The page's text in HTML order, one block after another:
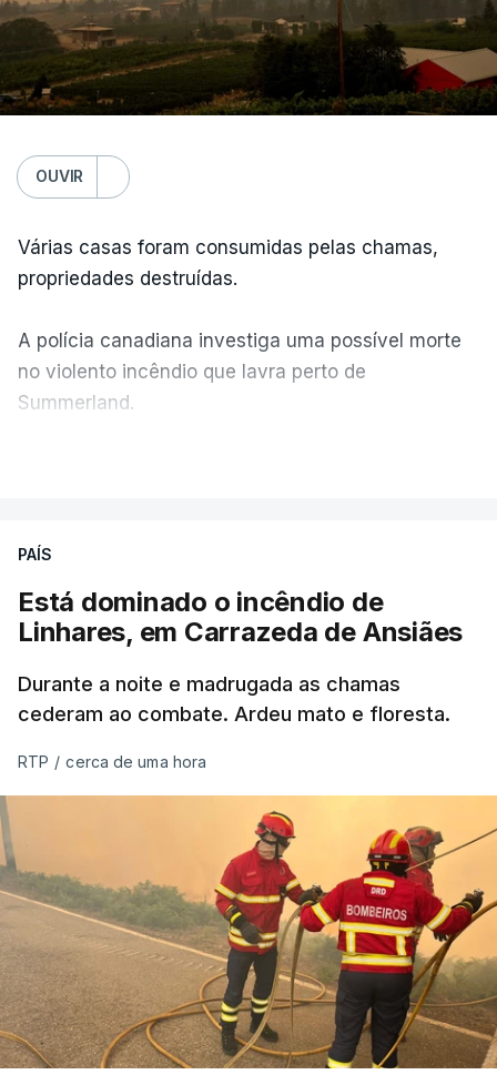
OUVIR
Várias casas foram consumidas pelas chamas,
propriedades destruídas.
A polícia canadiana investiga uma possível morte
no violento incêndio que lavra perto de
Summerland.
ERRO100
ERROR ON HTML5 MEDIA ELEMENT
ESTE CONTEÚDO ESTÁ NESTE
MOMENTO INDISPONÍVEL
As autoridades canadianas estimam que vai levar
dias ou semanas para controlar o fogo. Mais de
dois mil operacionais estão no terreno no combate
às chamas.
PAÍS
Está dominado o incêndio de
Linhares, em Carrazeda de Ansiães
Durante a noite e madrugada as chamas
cederam ao combate. Ardeu mato e floresta.
RTP / cerca de uma hora